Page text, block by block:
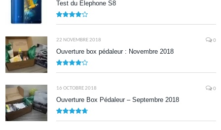
Test du Elephone S8
22 NOVEMBRE 2018 0
Ouverture box pédaleur : Novembre 2018
16 OCTOBRE 2018 0
Ouverture Box Pédaleur – Septembre 2018